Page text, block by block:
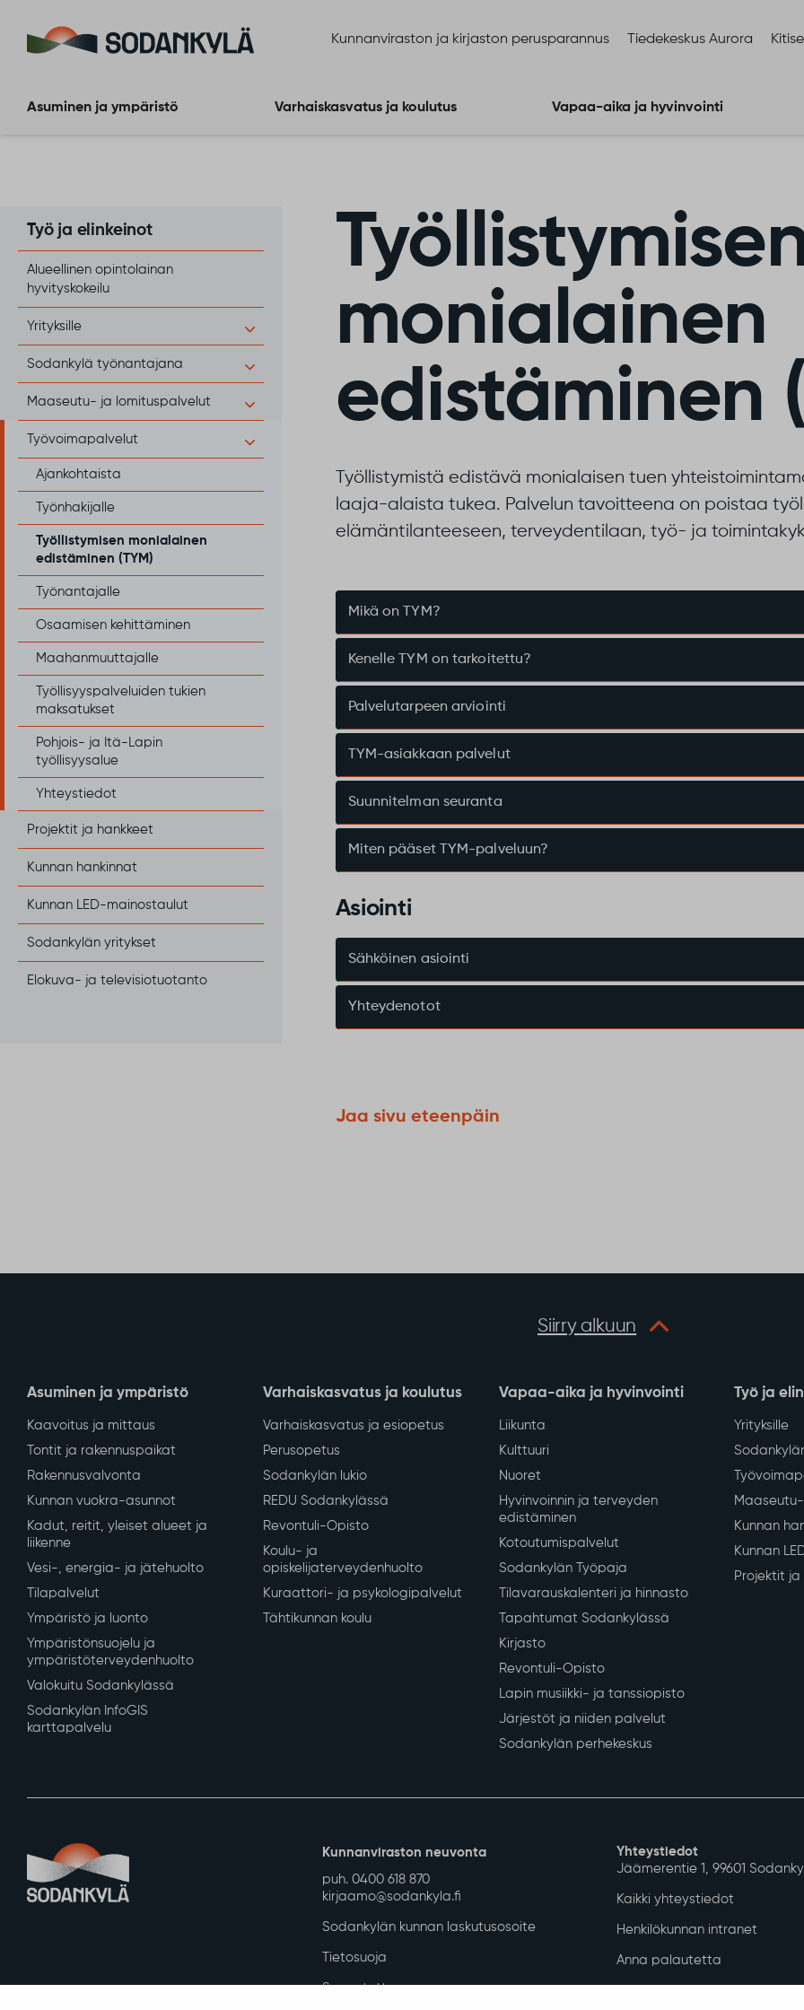
Kunnanviraston ja kirjaston perusparannus Tiedekeskus Aurora
Asuminen ja ympäristö Varhaiskasvatus ja koulutus Vapaa-aika ja hyvinvointi
Työ ja elinkeinot
Alueellinen opintolainan
hyvityskokeilu
Yrityksille
Sodankylä työnantajana
Maaseutu- ja lomituspalvelut
Työvoimapalvelut
Ajankohtaista
Työnhakijalle
Työllistymisen monialainen
edistäminen (TYM)
Työnantajalle
Osaamisen kehittäminen
Maahanmuuttajalle
Työllisyyspalveluiden tukien
maksatukset
Pohjois- ja Itä-Lapin
työllisyysalue
Yhteystiedot
Projektit ja hankkeet
Kunnan hankinnat
Kunnan LED-mainostaulut
Sodankylän yritykset
Elokuva- ja televisiotuotanto
monialainen
edistäminen
Työllistymistä edistävä monialaisen tuen
laaja-alaista tukea. Palvelun tavoitteena on poistaa
elämäntilanteeseen, terveydentilaan, työ- ja
Mikä on TYM?
Kenelle TYM on tarkoitettu?
Palvelutarpeen arviointi
TYM-asiakkaan palvelut
Suunnitelman seuranta
Miten pääset TYM-palveluun?
Asiointi
Sähköinen asiointi
Yhteydenotot
Jaa sivu eteenpäin
Siirry alkuun
Asuminen ja ympäristö
Kaavoitus ja mittaus
Tontit ja rakennuspaikat
Rakennusvalvonta
Kunnan vuokra-asunnot
Kadut, reitit, yleiset alueet ja
liikenne
Vesi-, energia- ja jätehuolto
Tilapalvelut
Ympäristö ja luonto
Ympäristönsuojelu ja
ympäristöterveydenhuolto
Valokuitu Sodankylässä
Sodankylän InfoGIS
karttapalvelu
Varhaiskasvatus ja koulutus
Varhaiskasvatus ja esiopetus
Perusopetus
Sodankylän lukio
REDU Sodankylässä
Revontuli-Opisto
Koulu- ja
opiskelijaterveydenhuolto
Kuraattori- ja psykologipalvelut
Tähtikunnan koulu
Vapaa-aika ja hyvinvointi
Liikunta
Kulttuuri
Nuoret
Hyvinvoinnin ja terveyden
edistäminen
Kotoutumispalvelut
Sodankylän Työpaja
Tilavarauskalenteri ja hinnasto
Tapahtumat Sodankylässä
Kirjasto
Revontuli-Opisto
Lapin musiikki- ja tanssiopisto
Järjestöt ja niiden palvelut
Sodankylän perhekeskus
Työ ja
Yrityksille
Kunnan
Kunnan
Projektit ja
Kunnanviraston neuvonta
puh. 0400 618 870
kirjaamo@sodankyla.fi
Sodankylän kunnan laskutusosoite
Tietosuoja
Saavutettavuus
Yhteystiedot
Jäämerentie 1, 99601
Kaikki yhteystiedot
Henkilökunnan intranet
Anna palautetta